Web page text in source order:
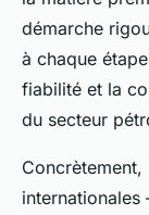
démarche
à chaque
fiabilité et la
du secteur